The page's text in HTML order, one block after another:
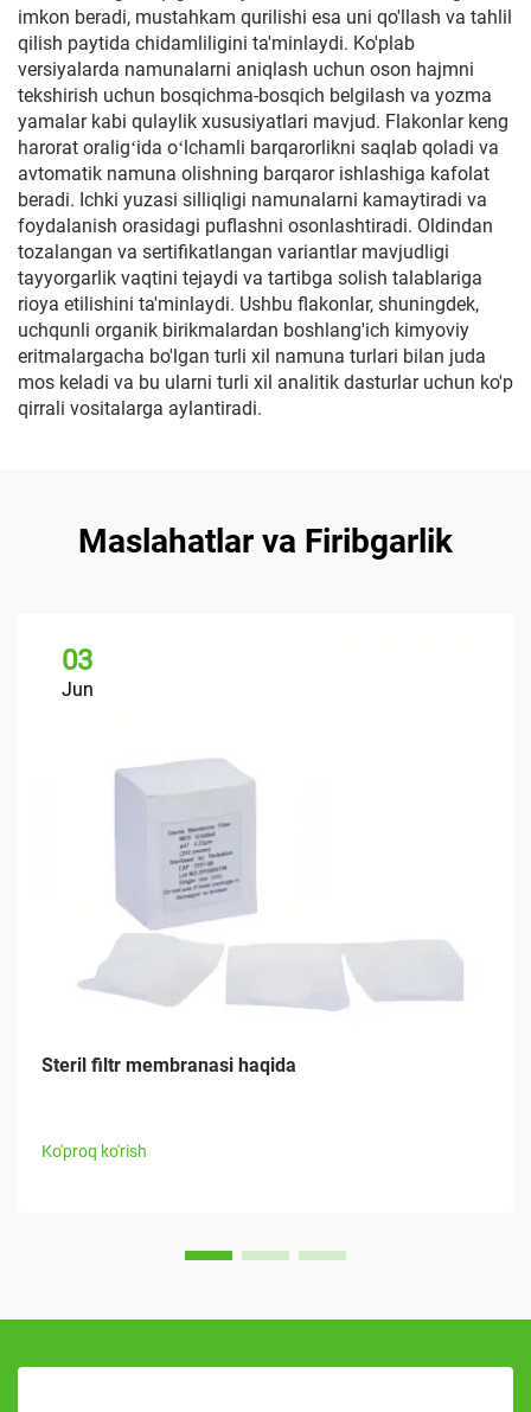
imkon beradi, mustahkam qurilishi esa uni qo'llash va tahlil
qilish paytida chidamliligini ta'minlaydi. Ko'plab
versiyalarda namunalarni aniqlash uchun oson hajmni
tekshirish uchun bosqichma-bosqich belgilash va yozma
yamalar kabi qulaylik xususiyatlari mavjud. Flakonlar keng
harorat oraligʻida oʻlchamli barqarorlikni saqlab qoladi va
avtomatik namuna olishning barqaror ishlashiga kafolat
beradi. Ichki yuzasi silliqligi namunalarni kamaytiradi va
foydalanish orasidagi puflashni osonlashtiradi. Oldindan
tozalangan va sertifikatlangan variantlar mavjudligi
tayyorgarlik vaqtini tejaydi va tartibga solish talablariga
rioya etilishini ta'minlaydi. Ushbu flakonlar, shuningdek,
uchqunli organik birikmalardan boshlang'ich kimyoviy
eritmalargacha bo'lgan turli xil namuna turlari bilan juda
mos keladi va bu ularni turli xil analitik dasturlar uchun ko'p
qirrali vositalarga aylantiradi.
Maslahatlar va Firibgarlik
03
Jun
Steril filtr membranasi haqida
Ko'proq ko'rish